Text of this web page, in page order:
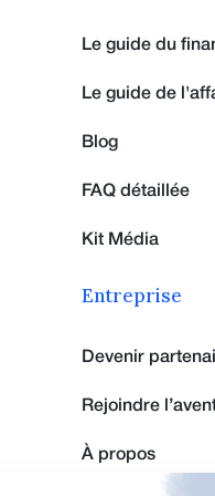
Le guide du
Le guide de
Blog
FAQ détaillée
Kit Média
Entreprise
Devenir
Rejoindre
À propos